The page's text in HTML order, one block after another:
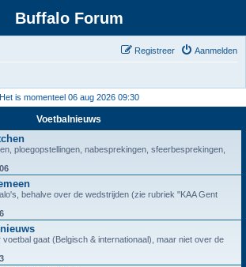
Buffalo Forum
Aanmelden
Registreer
Het is momenteel 06 aug 2026 09:30
Voetbalnieuws
ploegopstellingen, nabesprekingen, sfeerbesprekingen,
behalve over de wedstrijden (zie rubriek "KAA Gent
voetbal gaat (Belgisch & internationaal), maar niet over de